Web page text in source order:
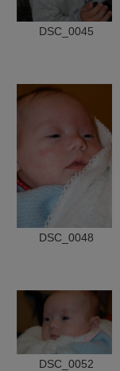
DSC_0045
DSC_0048
DSC_0052